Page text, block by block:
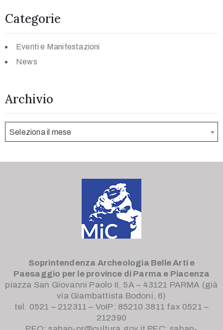
Categorie
Eventi e Manifestazioni
News
Archivio
Seleziona il mese
Soprintendenza Archeologia Belle Arti e
Paesaggio per le province di Parma e Piacenza
piazza San Giovanni Paolo II, 5A – 43121 PARMA (già
via Giambattista Bodoni, 6)
tel. 0521 – 212311 – VoIP: 85210.3811 fax 0521 –
212390